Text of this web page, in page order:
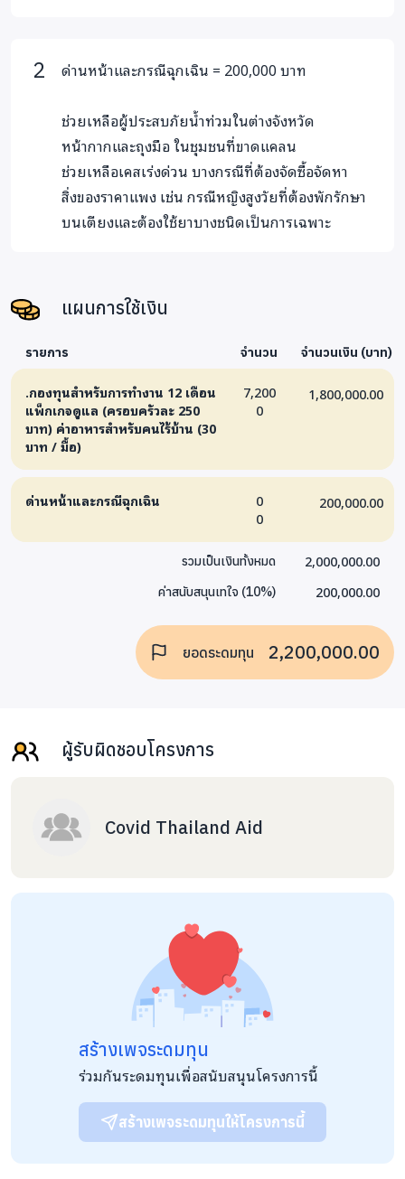
ด่านหน้าและกรณีฉุกเฉิน = 200,000 บาท
ช่วยเหลือผู้ประสบภัยน้ำท่วมในต่างจังหวัด
หน้ากากและถุงมือ ในชุมชนที่ขาดแคลน
ช่วยเหลือเคสเร่งด่วน บางกรณีที่ต้องจัดซื้อจัดหา
สิ่งของราคาแพง เช่น กรณีหญิงสูงวัยที่ต้องพักรักษา
บนเตียงและต้องใช้ยาบางชนิดเป็นการเฉพาะ
แผนการใช้เงิน
รายการ จำนวน จำนวนเงิน (บาท)
.กองทุนสำหรับการทำงาน 12 เดือน
แพ็กเกจดูแล (ครอบครัวละ 250
บาท) ค่าอาหารสำหรับคนไร้บ้าน (30
บาท / มื้อ)
7,200
0
1,800,000.00
ด่านหน้าและกรณีฉุกเฉิน
0
0
200,000.00
รวมเป็นเงินทั้งหมด 2,000,000.00
ค่าสนับสนุนเทใจ (10%) 200,000.00
ยอดระดมทุน 2,200,000.00
ผู้รับผิดชอบโครงการ
Covid Thailand Aid
สร้างเพจระดมทุน
ร่วมกันระดมทุนเพื่อสนับสนุนโครงการนี้
สร้างเพจระดมทุนให้โครงการนี้